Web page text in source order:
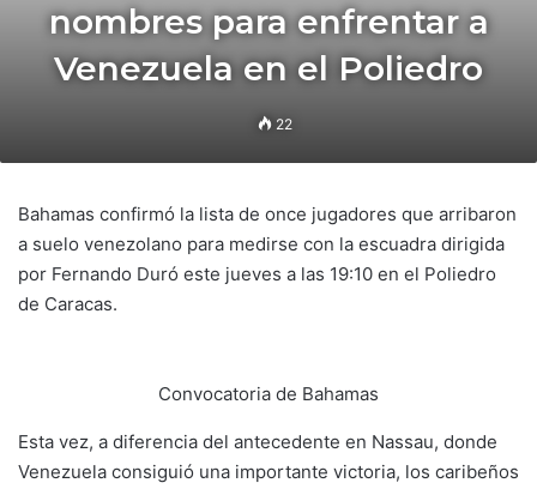
nombres para enfrentar a
Venezuela en el Poliedro
22
Bahamas confirmó la lista de once jugadores que arribaron
a suelo venezolano para medirse con la escuadra dirigida
por Fernando Duró este jueves a las 19:10 en el Poliedro
de Caracas.
Convocatoria de Bahamas
Esta vez, a diferencia del antecedente en Nassau, donde
Venezuela consiguió una importante victoria, los caribeños